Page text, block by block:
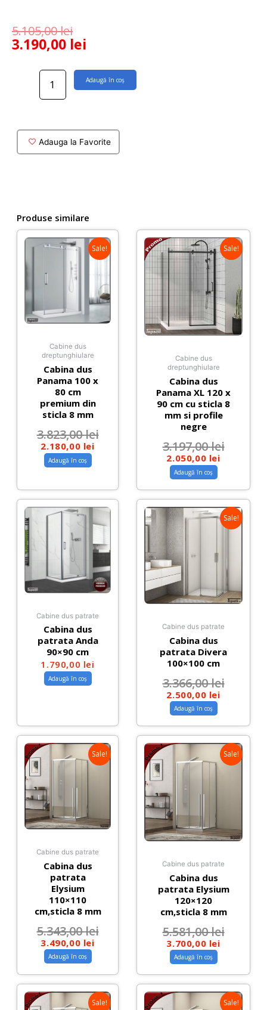
5.105,00lei
3.190,00 lei
Cantitate
100x100
Adaugă în coș
Adauga la Favorite
Produse similare
Sale!
Cabine dus
dreptunghiulare
Cabina dus
Panama 100 x
80 cm
premium din
sticla 8 mm
3.823,00lei
2.180,00 lei
Adaugă în coș
Sale!
Cabine dus
dreptunghiulare
Cabina dus
Panama XL 120 x
90 cm cu sticla 8
mm si profile
negre
3.197,00lei
2.050,00 lei
Adaugă în coș
Cabine dus patrate
Cabina dus
patrata Anda
90×90 cm
1.790,00 lei
Adaugă în coș
Sale!
Cabine dus patrate
Cabina dus
patrata Divera
100×100 cm
3.366,00lei
2.500,00 lei
Adaugă în coș
Sale!
Cabine dus patrate
Cabina dus
patrata
Elysium
110×110
cm,sticla 8 mm
5.343,00lei
3.490,00 lei
Adaugă în coș
Sale!
Cabine dus patrate
Cabina dus
patrata Elysium
120×120
cm,sticla 8 mm
5.581,00lei
3.700,00 lei
Adaugă în coș
Sale! Sale!